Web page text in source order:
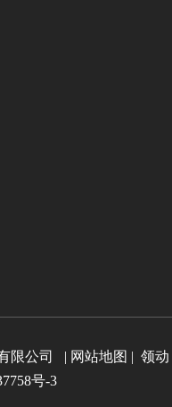
限公司 | 网站地图 | 领动
号-3